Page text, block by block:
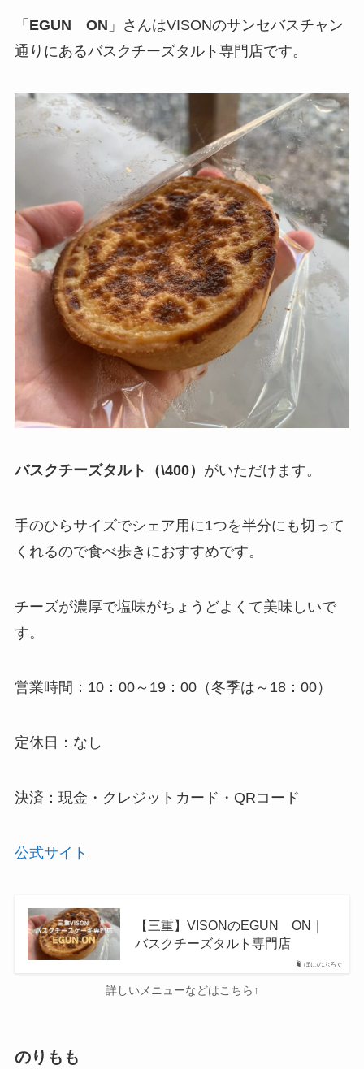
「 EGUN ON 」さんはVISONのサンセバスチャン
通りにあるバスクチーズタルト専門店です。
バスクチーズタルト（\400） がいただけます。
手のひらサイズでシェア用に1つを半分にも切って
くれるので食べ歩きにおすすめです。
チーズが濃厚で塩味がちょうどよくて美味しいで
す。
営業時間：10：00～19：00（冬季は～18：00）
定休日：なし
決済：現金・クレジットカード・QRコード
公式サイト
ほにのぶろぐ
【三重】VISONのEGUN ON｜
バスクチーズタルト専門店
詳しいメニューなどはこちら↑
のりもも